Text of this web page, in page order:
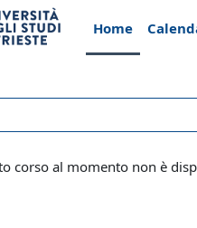
Home
corso al momento non è